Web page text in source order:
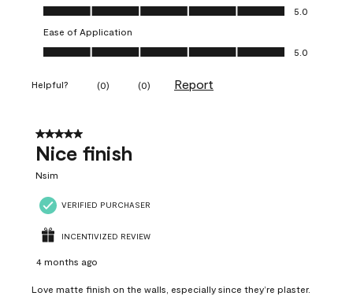
Value of Product, 5.0 out of 5
5.0
Ease of Application
Ease of Application, 5.0 out of 5
5.0
Helpful? (0) (0) Report
5 out of 5 stars.
Nice finish
Nsim
VERIFIED PURCHASER
INCENTIVIZED REVIEW
4 months ago
Love matte finish on the walls, especially since they’re plaster.